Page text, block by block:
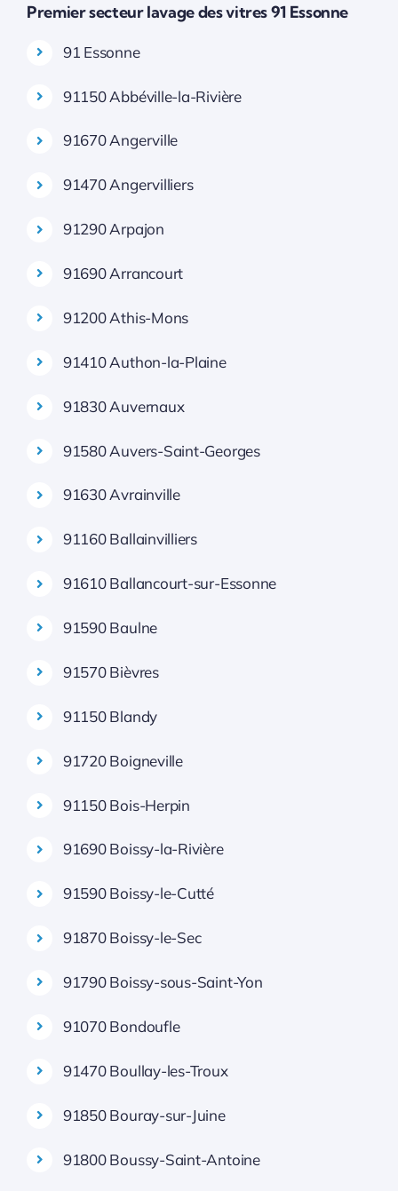
Premier secteur lavage des vitres 91 Essonne
91 Essonne
91150 Abbéville-la-Rivière
91670 Angerville
91470 Angervilliers
91290 Arpajon
91690 Arrancourt
91200 Athis-Mons
91410 Authon-la-Plaine
91830 Auvernaux
91580 Auvers-Saint-Georges
91630 Avrainville
91160 Ballainvilliers
91610 Ballancourt-sur-Essonne
91590 Baulne
91570 Bièvres
91150 Blandy
91720 Boigneville
91150 Bois-Herpin
91690 Boissy-la-Rivière
91590 Boissy-le-Cutté
91870 Boissy-le-Sec
91790 Boissy-sous-Saint-Yon
91070 Bondoufle
91470 Boullay-les-Troux
91850 Bouray-sur-Juine
91800 Boussy-Saint-Antoine